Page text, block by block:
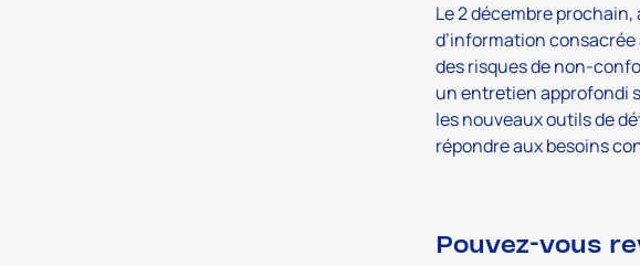
Le 2 décembre
d’information
des risques de non-
un entretien approfondi
les nouveaux outils de
répondre aux besoins
Pouvez-vous